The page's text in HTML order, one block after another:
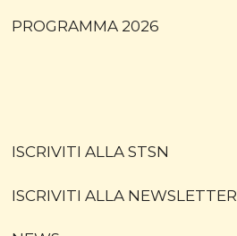
PROGRAMMA 2026
ISCRIVITI ALLA STSN
ISCRIVITI ALLA NEWSLETTER